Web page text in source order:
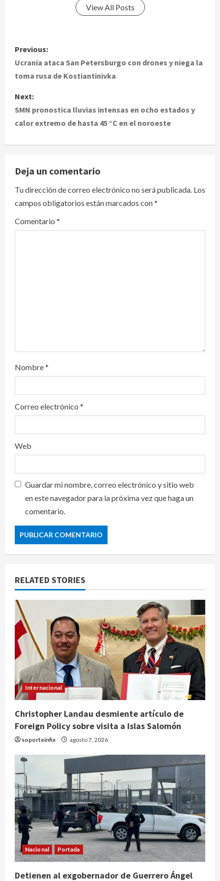
View All Posts
P
o
t
n
a
v
i
g
a
Previous:
Ucrania ataca San Petersburgo con drones y niega la
toma rusa de Kostiantinivka
Next:
SMN pronostica lluvias intensas en ocho estados y
calor extremo de hasta 45 °C en el noroeste
Deja un comentario
Tu dirección de correo electrónico no será publicada. Los
campos obligatorios están marcados con*
Comentario *
Nombre*
Correo electrónico *
Web
Guardar mi nombre, correo electrónico y sitio web
en este navegador para la próxima vez que haga un
comentario.
RELATED STORIES
Internacional
Christopher Landau desmiente artículo de
Foreign Policy sobre visita a Islas Salomón
soporteinfix agosto 7, 2026
Nacional Portada
Detienen al exgobernador de Guerrero Ángel
México y Perú restablecen